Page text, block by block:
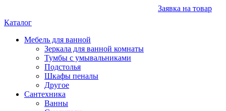
Заявка на товар
Каталог
Мебель для ванной
Зеркала для ванной комнаты
Тумбы с умывальниками
Подстолья
Шкафы пеналы
Другое
Сантехника
Ванны